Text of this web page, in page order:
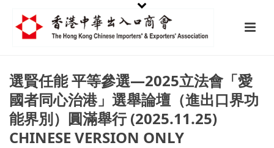
選賢任能 平等參選—2025立法會「愛
國者同心治港」選舉論壇（進出口界功
能界別）圓滿舉行 (2025.11.25)
CHINESE VERSION ONLY